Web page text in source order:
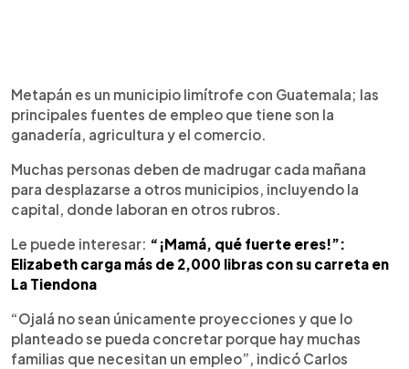
Metapán es un municipio limítrofe con Guatemala; las
principales fuentes de empleo que tiene son la
ganadería, agricultura y el comercio.
Muchas personas deben de madrugar cada mañana
para desplazarse a otros municipios, incluyendo la
capital, donde laboran en otros rubros.
Le puede interesar: “¡Mamá, qué fuerte eres!”:
Elizabeth carga más de 2,000 libras con su carreta en
La Tiendona
“Ojalá no sean únicamente proyecciones y que lo
planteado se pueda concretar porque hay muchas
familias que necesitan un empleo”, indicó Carlos